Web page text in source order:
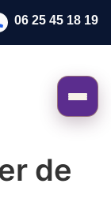
06 25 45 18 19
de